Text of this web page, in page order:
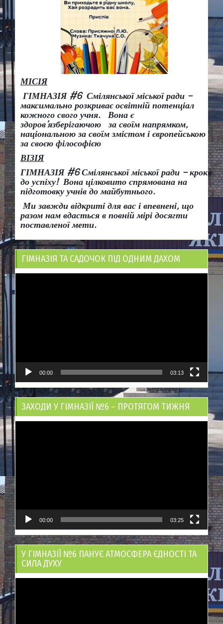
МІСІЯ
ГІМНАЗІЯ #6 Смілянської міської ради –
максимально розкриває освітній потенціал
кожного свого учня.
Вона є
здоров’язберігаючою за своїм напрямком,
національною за своїм змістом і європейською
за своєю філософією
ВІЗІЯ
ГІМНАЗІЯ #6 Смілянської міської ради – крок
до успіху! Вона цілковито спрямована на
підготовку учнів до майбутнього.
Ми завжди відкриті для вас і впевнені, що
разом нам вдасться в повній мірі досягти
поставленої мети.
ГІМНАЗІЯ ТА САДОЧОК ПІД ОДНИМ ДАХОМ
00:00 03:13
ЗАХОДИ У ГІМНАЗІЇ №6 – ПРОТЯГОМ ТИЖНЯ
00:00 03:25
У ГІМНАЗІЇ №6 ПАНУЄ АТМОСФЕРА ЄДНОСТІ ТА
СИЛА ДУХУ